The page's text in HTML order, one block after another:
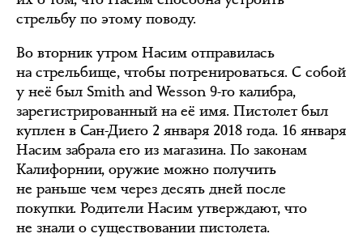
стрельбу по этому поводу.
Во вторник утром Насим отправилась
на стрельбище, чтобы потренироваться. С собой
у неё был Smith and Wesson 9-го калибра,
зарегистрированный на её имя. Пистолет был
куплен в Сан-Диего 2 января 2018 года. 16 января
Насим забрала его из магазина. По законам
Калифорнии, оружие можно получить
не раньше чем через десять дней после
покупки. Родители Насим утверждают, что
не знали о существовании пистолета.